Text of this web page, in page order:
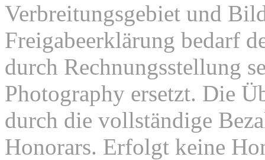
Verbreitungsgebiet und
Freigabeerklärung bedarf
durch Rechnungsstellung
Photography ersetzt. Die
durch die vollständige
Honorars. Erfolgt keine